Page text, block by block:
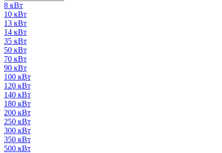
8 кВт
10 кВт
13 кВт
14 кВт
35 кВт
50 кВт
70 кВт
90 кВт
100 кВт
120 кВт
140 кВт
180 кВт
200 кВт
250 кВт
300 кВт
350 кВт
500 кВт